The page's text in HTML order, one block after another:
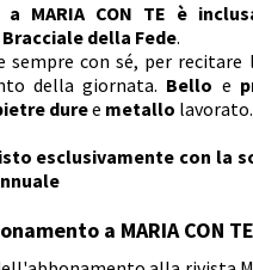
MARIA CON TE è
della Fede.
sempre con sé, per recitare
della giornata. Bello e
duree metallo lavorato.
esclusivamente con la
a MARIA CON